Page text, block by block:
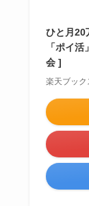
ひと月20
「ポイ
会 ]
楽天ブック